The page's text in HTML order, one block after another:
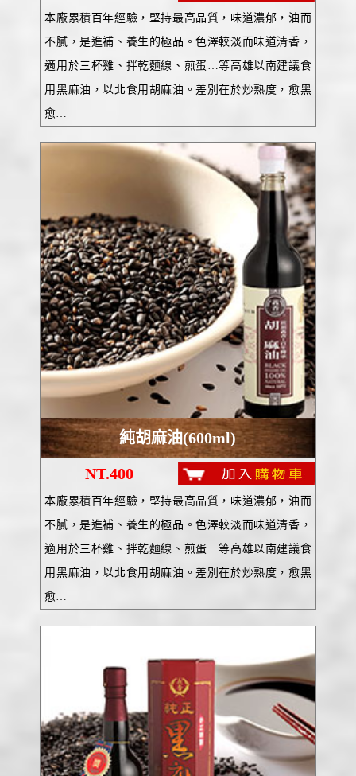
本廠累積百年經驗，堅持最高品質，味道濃郁，油而
不膩，是進補、養生的極品。色澤較淡而味道清香，
適用於三杯雞、拌乾麵線、煎蛋…等高雄以南建議食
用黑麻油，以北食用胡麻油。差別在於炒熟度，愈黑
愈…
純胡麻油(600ml)
NT.400
本廠累積百年經驗，堅持最高品質，味道濃郁，油而
不膩，是進補、養生的極品。色澤較淡而味道清香，
適用於三杯雞、拌乾麵線、煎蛋…等高雄以南建議食
用黑麻油，以北食用胡麻油。差別在於炒熟度，愈黑
愈…